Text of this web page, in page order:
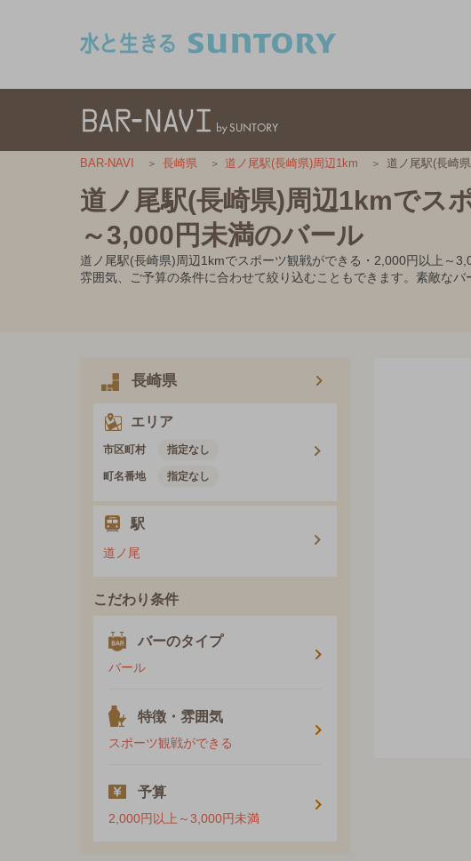
BAR-NAVI 長崎県 道ノ尾駅(長崎県)周辺1km 道ノ尾駅(長崎
道ノ尾駅(長崎県)周辺1kmでス
～3,000円未満のバール
道ノ尾駅(長崎県)周辺1kmでスポーツ観戦ができる・2,000円以上～
雰囲気、ご予算の条件に合わせて絞り込むこともできます。素敵なバ
長崎県
エリア
市区町村 指定なし
町名番地 指定なし
駅
道ノ尾
こだわり条件
バーのタイプ
バール
特徴・雰囲気
スポーツ観戦ができる
予算
2,000円以上～3,000円未満